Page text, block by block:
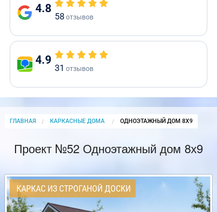
4.8
58 отзывов
4.9
31 отзывов
ГЛАВНАЯ КАРКАСНЫЕ ДОМА CURRENT:
ОДНОЭТАЖНЫЙ ДОМ 8Х9
Проект №52 Одноэтажный дом 8х9
КАРКАС ИЗ СТРОГАНОЙ ДОСКИ